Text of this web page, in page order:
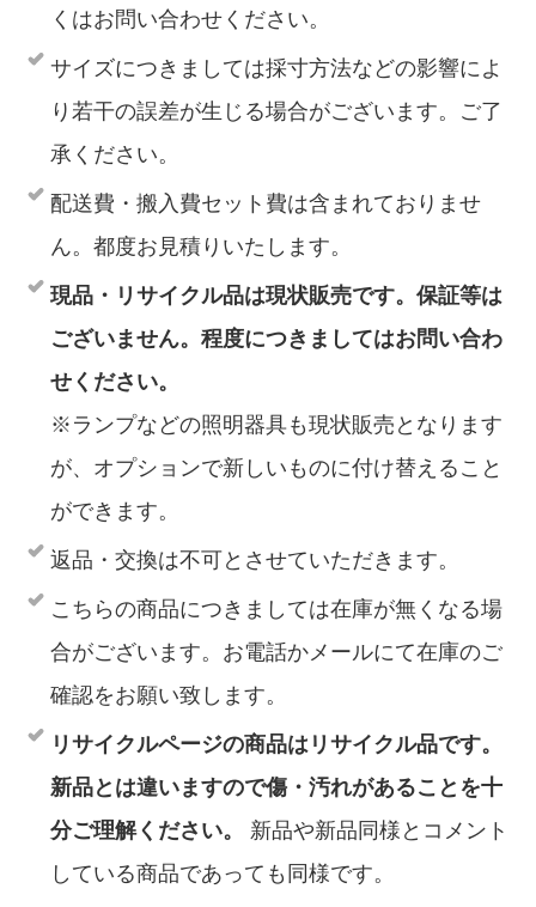
くはお問い合わせください。
サイズにつきましては採寸方法などの影響によ
り若干の誤差が生じる場合がございます。ご了
承ください。
配送費・搬入費セット費は含まれておりませ
ん。都度お見積りいたします。
現品・リサイクル品は現状販売です。保証等は
ございません。程度につきましてはお問い合わ
せください。
※ランプなどの照明器具も現状販売となります
が、オプションで新しいものに付け替えること
ができます。
返品・交換は不可とさせていただきます。
こちらの商品につきましては在庫が無くなる場
合がございます。お電話かメールにて在庫のご
確認をお願い致します。
リサイクルページの商品はリサイクル品です。
新品とは違いますので傷・汚れがあることを十
分ご理解ください。
新品や新品同様とコメント
している商品であっても同様です。